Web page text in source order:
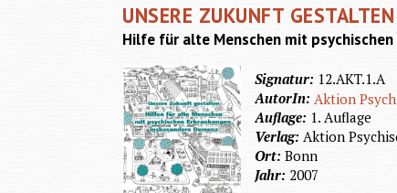
UNSERE ZUKUNFT GESTALTEN
Hilfe für alte Menschen mit
Signatur: 12.AKT.1.A
AutorIn: Aktion
Auflage: 1. Auflage
Verlag: Aktion
Ort:Bonn
Jahr: 2007